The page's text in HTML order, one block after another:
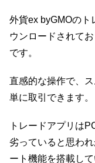
外貨ex byGMOのト
ウンロードされて
です。
直感的な操作で、
単に取引できます。
トレードアプリは
劣っていると思わ
ート機能を搭載して